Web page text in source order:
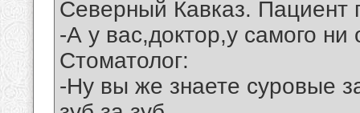
Северный Кавказ. Пациент
-А у вас,доктор,у самого ни
Стоматолог:
-Ну вы же знаете суровые